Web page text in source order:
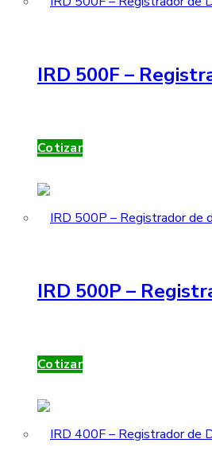
IRD 500F –
Cotizar
IRD 500P –
Cotizar